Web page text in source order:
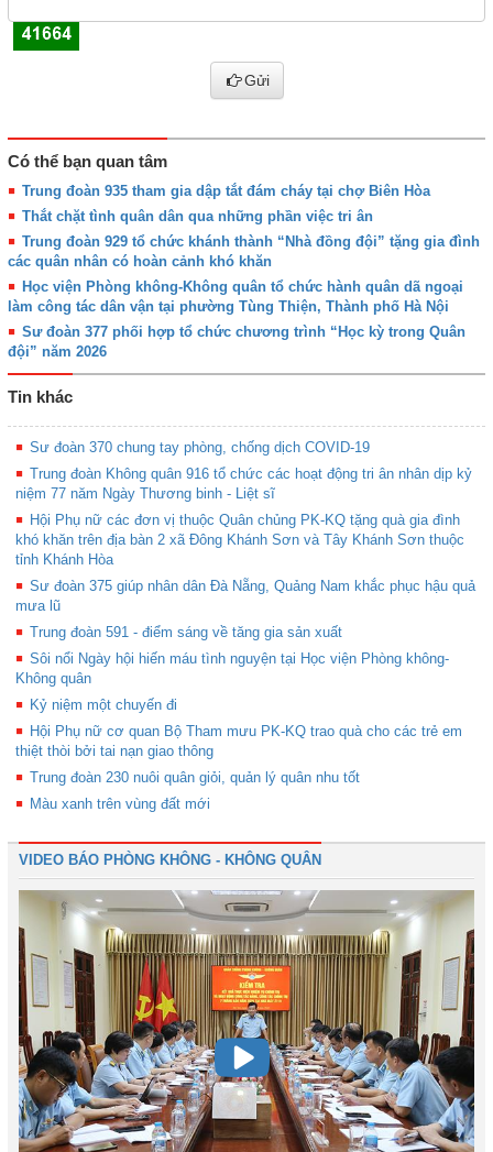
Gửi
Có thể bạn quan tâm
Trung đoàn 935 tham gia dập tắt đám cháy tại chợ Biên Hòa
Thắt chặt tình quân dân qua những phần việc tri ân
Trung đoàn 929 tổ chức khánh thành “Nhà đồng đội” tặng gia đình
các quân nhân có hoàn cảnh khó khăn
Học viện Phòng không-Không quân tổ chức hành quân dã ngoại
làm công tác dân vận tại phường Tùng Thiện, Thành phố Hà Nội
Sư đoàn 377 phối hợp tổ chức chương trình “Học kỳ trong Quân
đội” năm 2026
Tin khác
Sư đoàn 370 chung tay phòng, chống dịch COVID-19
Trung đoàn Không quân 916 tổ chức các hoạt động tri ân nhân dịp kỷ
niệm 77 năm Ngày Thương binh - Liệt sĩ
Hội Phụ nữ các đơn vị thuộc Quân chủng PK-KQ tặng quà gia đình
khó khăn trên địa bàn 2 xã Đông Khánh Sơn và Tây Khánh Sơn thuộc
tỉnh Khánh Hòa
Sư đoàn 375 giúp nhân dân Đà Nẵng, Quảng Nam khắc phục hậu quả
mưa lũ
Trung đoàn 591 - điểm sáng về tăng gia sản xuất
Sôi nổi Ngày hội hiến máu tình nguyện tại Học viện Phòng không-
Không quân
Kỷ niệm một chuyến đi
Hội Phụ nữ cơ quan Bộ Tham mưu PK-KQ trao quà cho các trẻ em
thiệt thòi bởi tai nạn giao thông
Trung đoàn 230 nuôi quân giỏi, quản lý quân nhu tốt
Màu xanh trên vùng đất mới
VIDEO BÁO PHÒNG KHÔNG - KHÔNG QUÂN